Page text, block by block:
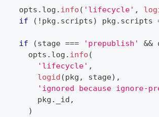
    opts
. log . info ( 'lifecycle' ,
if
( ! pkg . scripts) pkg . scripts
if (stage === 'prepublish' &&
      opts
. log . info (
'lifecycle' ,
logid (pkg , stage) ,
'ignored because
        pkg
. _id ,
)